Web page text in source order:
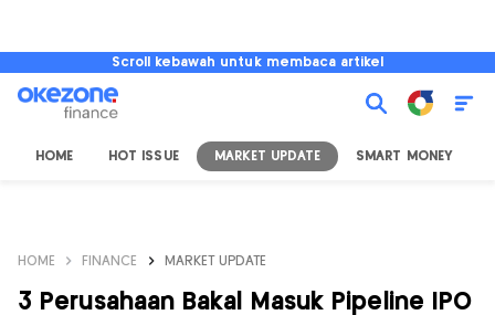
Scroll kebawah untuk membaca artikel
HOME HOT ISSUE MARKET UPDATE SMART MONEY
HOME FINANCE MARKET UPDATE
3 Perusahaan Bakal Masuk Pipeline IPO